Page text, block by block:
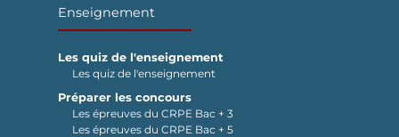
Enseignement
Les quiz de l'enseignement
Les quiz de l'enseignement
Préparer les concours
Les épreuves du CRPE Bac + 3
Les épreuves du CRPE Bac + 5